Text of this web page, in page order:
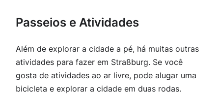
Passeios e Atividades
Além de explorar a cidade a pé, há muitas outras
atividades para fazer em Straßburg. Se você
gosta de atividades ao ar livre, pode alugar uma
bicicleta e explorar a cidade em duas rodas.